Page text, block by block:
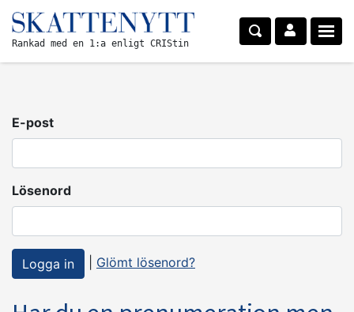
Rankad med en 1:a enligt CRIStin
E-post
Lösenord
Glömt lösenord?